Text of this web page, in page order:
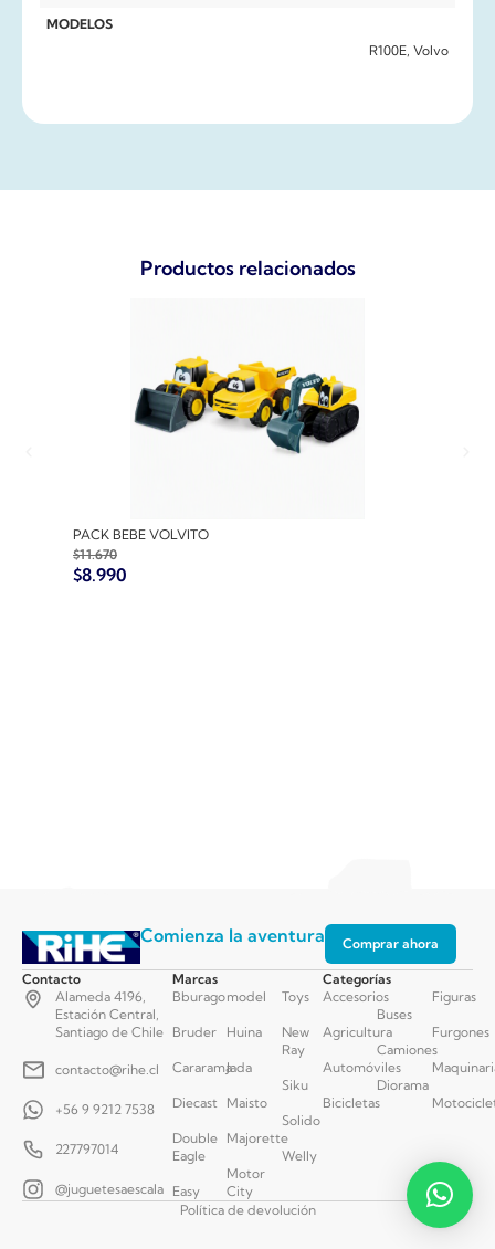
MODELOS
R100E, Volvo
Productos relacionados
PACK BEBE VOLVITO
$11.670
$8.990
Comienza la aventura Comprar ahora
Contacto
Alameda 4196,
Estación Central,
Santiago de Chile
contacto@rihe.cl
+56 9 9212 7538
227797014
@juguetesaescala
Marcas
Bburago
Bruder
Cararama
Diecast
Double
Eagle
Easy
model
Huina
Jada
Maisto
Majorette
Motor
City
Toys
New
Ray
Siku
Solido
Welly
Categorías
Accesorios
Agricultura
Automóviles
Bicicletas
Buses
Camiones
Diorama
Figuras
Furgones
Política de devolución